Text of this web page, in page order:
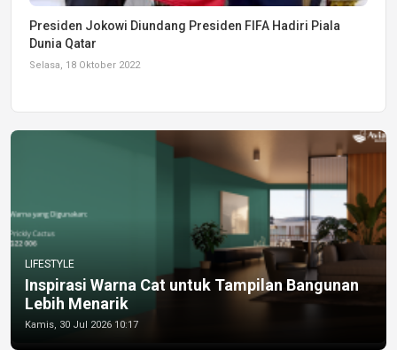
Presiden Jokowi Diundang Presiden FIFA Hadiri Piala
Dunia Qatar
Selasa, 18 Oktober 2022
LIFESTYLE
Inspirasi Warna Cat untuk Tampilan Bangunan
Lebih Menarik
Kamis, 30 Jul 2026 10:17